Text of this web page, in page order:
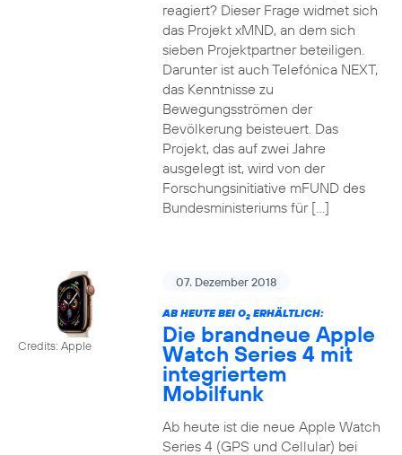
reagiert? Dieser Frage widmet sich
das Projekt xMND, an dem sich
sieben Projektpartner beteiligen.
Darunter ist auch Telefónica NEXT,
das Kenntnisse zu
Bewegungsströmen der
Bevölkerung beisteuert. Das
Projekt, das auf zwei Jahre
ausgelegt ist, wird von der
Forschungsinitiative mFUND des
Bundesministeriums für […]
Credits: Apple
07. Dezember 2018
AB HEUTE BEI O2ERHÄLTLICH:
Die brandneue Apple
Watch Series 4 mit
integriertem
Mobilfunk
Ab heute ist die neue Apple Watch
Series 4 (GPS und Cellular) bei